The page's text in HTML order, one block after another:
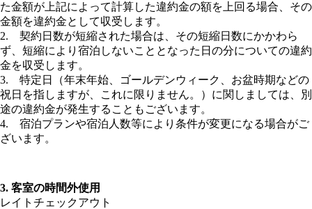
た金額が上記によって計算した違約金の額を上回る場合、その
金額を違約金として収受します。
2. 契約日数が短縮された場合は、その短縮日数にかかわら
ず、短縮により宿泊しないこととなった日の分についての違約
金を収受します。
3. 特定日（年末年始、ゴールデンウィーク、お盆時期などの
祝日を指しますが、これに限りません。）に関しましては、別
途の違約金が発生することもございます。
4. 宿泊プランや宿泊人数等により条件が変更になる場合がご
ざいます。
3. 客室の時間外使用
レイトチェックアウト